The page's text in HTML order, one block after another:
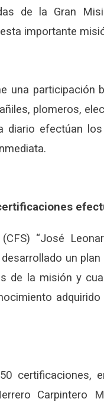
de la Gran
importante
una participación
plomeros,
diario efectúan
“José
un
de la misión y
certificaciones,
Carpintero